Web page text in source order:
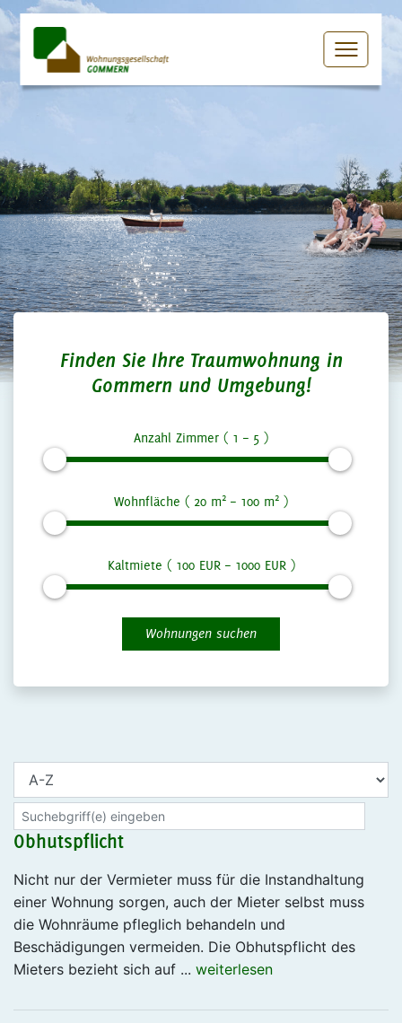
Finden Sie Ihre Traumwohnung in
Gommern und Umgebung!
Anzahl Zimmer ( 1 – 5 )
Wohnfläche ( 20 m2 – 100 m2 )
Kaltmiete ( 100EUR – 1000EUR )
Wohnungen suchen
Obhutspflicht
Nicht nur der Vermieter muss für die Instandhaltung
einer Wohnung sorgen, auch der Mieter selbst muss
die Wohnräume pfleglich behandeln und
Beschädigungen vermeiden. Die Obhutspflicht des
Mieters bezieht sich auf ... weiterlesen